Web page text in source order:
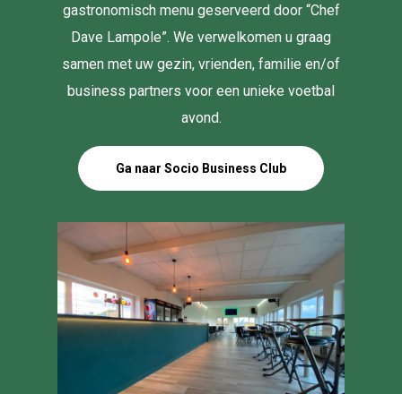
gastronomisch menu geserveerd door “Chef
Dave Lampole”. We verwelkomen u graag
samen met uw gezin, vrienden, familie en/of
business partners voor een unieke voetbal
avond.
Ga naar Socio Business Club